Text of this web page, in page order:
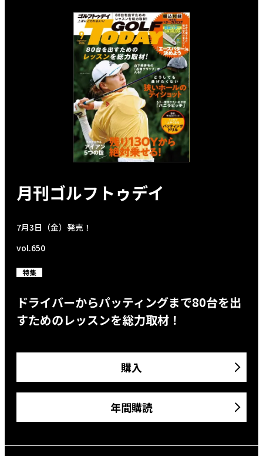
月刊ゴルフトゥデイ
7月3日（金）発売！
vol.650
特集
ドライバーからパッティングまで80台を出
すためのレッスンを総力取材！
購入
年間購読